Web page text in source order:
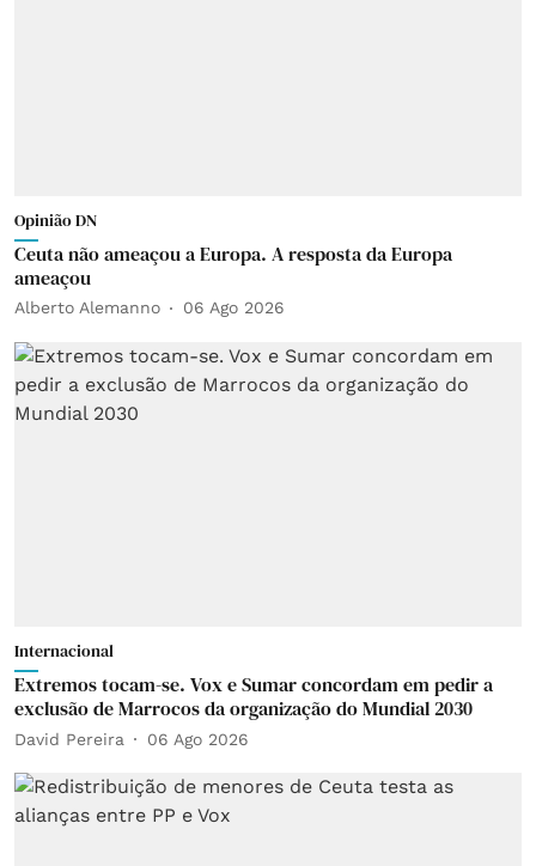
Opinião DN
Ceuta não ameaçou a Europa. A resposta da Europa
ameaçou
Alberto Alemanno 06 Ago 2026
Internacional
Extremos tocam-se. Vox e Sumar concordam em pedir a
exclusão de Marrocos da organização do Mundial 2030
David Pereira 06 Ago 2026